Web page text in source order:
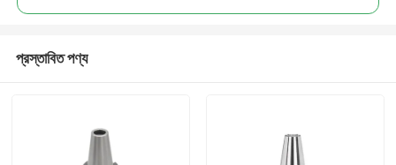
প্রস্তাবিত পণ্য